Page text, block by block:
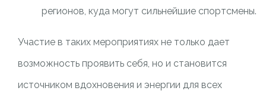
регионов, куда могут сильнейшие спортсмены.
Участие в таких мероприятиях не только дает
возможность проявить себя, но и становится
источником вдохновения и энергии для всех